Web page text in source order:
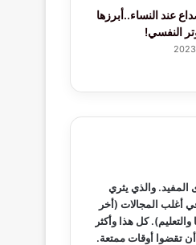
عند النساء..أبرزها
النفسي!
والذي يثري
أغلب المجالات (أخر
والتعليم). كل هذا وأكثر
تقضوا أوقات ممتعة.